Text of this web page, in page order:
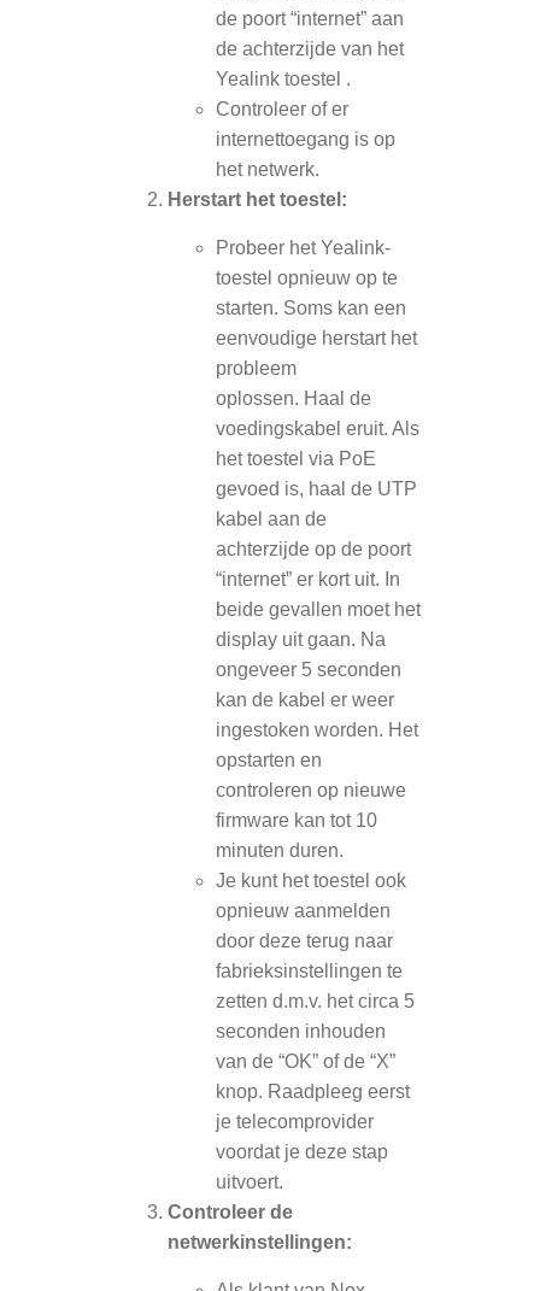
de poort “internet” aan
de achterzijde van het
Yealink toestel .
Controleer of er
internettoegang is op
het netwerk.
Herstart het toestel:
Probeer het Yealink-
toestel opnieuw op te
starten. Soms kan een
eenvoudige herstart het
probleem
oplossen. Haal de
voedingskabel eruit. Als
het toestel via PoE
gevoed is, haal de UTP
kabel aan de
achterzijde op de poort
“internet” er kort uit. In
beide gevallen moet het
display uit gaan. Na
ongeveer 5 seconden
kan de kabel er weer
ingestoken worden. Het
opstarten en
controleren op nieuwe
firmware kan tot 10
minuten duren.
Je kunt het toestel ook
opnieuw aanmelden
door deze terug naar
fabrieksinstellingen te
zetten d.m.v. het circa 5
seconden inhouden
van de “OK” of de “X”
knop. Raadpleeg eerst
je telecomprovider
voordat je deze stap
uitvoert.
Controleer de
netwerkinstellingen: